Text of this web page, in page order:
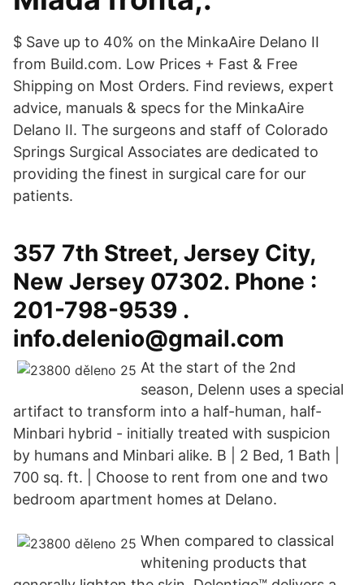
$ Save up to 40% on the MinkaAire Delano II
from Build.com. Low Prices + Fast & Free
Shipping on Most Orders. Find reviews, expert
advice, manuals & specs for the MinkaAire
Delano II. The surgeons and staff of Colorado
Springs Surgical Associates are dedicated to
providing the finest in surgical care for our
patients.
357 7th Street, Jersey City,
New Jersey 07302. Phone :
201-798-9539 .
info.delenio@gmail.com
At the start of the 2nd
season, Delenn uses a special
artifact to transform into a half-human, half-
Minbari hybrid - initially treated with suspicion
by humans and Minbari alike. B | 2 Bed, 1 Bath |
700 sq. ft. | Choose to rent from one and two
bedroom apartment homes at Delano.
When compared to classical
whitening products that